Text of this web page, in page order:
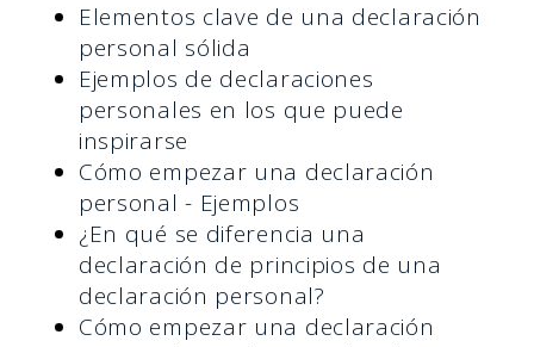
Elementos clave de una declaración
personal sólida
Ejemplos de declaraciones
personales en los que puede
inspirarse
Cómo empezar una declaración
personal - Ejemplos
¿En qué se diferencia una
declaración de principios de una
declaración personal?
Cómo empezar una declaración